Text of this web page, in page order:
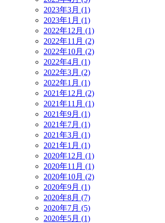
2023年3月 (1)
2023年1月 (1)
2022年12月 (1)
2022年11月 (2)
2022年10月 (2)
2022年4月 (1)
2022年3月 (2)
2022年1月 (1)
2021年12月 (2)
2021年11月 (1)
2021年9月 (1)
2021年7月 (1)
2021年3月 (1)
2021年1月 (1)
2020年12月 (1)
2020年11月 (1)
2020年10月 (2)
2020年9月 (1)
2020年8月 (7)
2020年7月 (5)
2020年5月 (1)